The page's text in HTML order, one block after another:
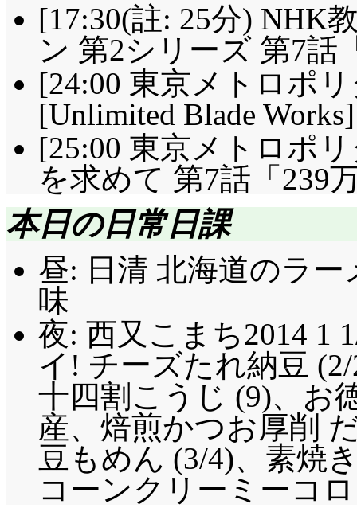
[17:30(註: 25分) NHK
ン 第2シリーズ 第7
[24:00 東京メトロポ
[Unlimited Blade
[25:00 東京メトロポ
を求めて 第7話「239
本日の日常日課
昼: 日清 北海道のラ
味
夜: 西又こまち2014 1
イ! チーズたれ納豆
十四割こうじ (9)、お
産、焙煎かつお厚削
豆もめん (3/4)、素焼
コーンクリーミーコ